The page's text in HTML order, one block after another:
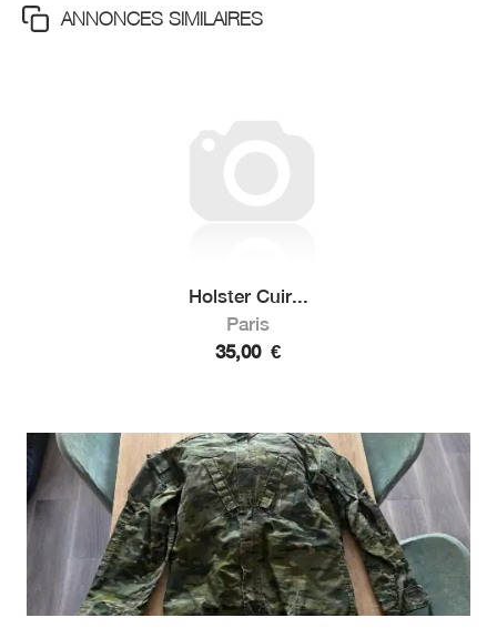
ANNONCES SIMILAIRES
Holster Cuir...
Paris
35,00 €